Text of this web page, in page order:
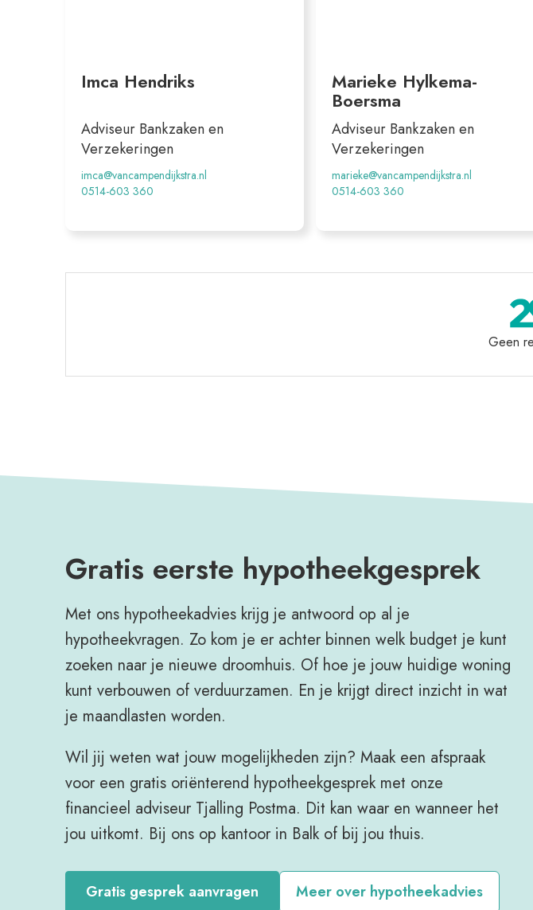
Imca Hendriks
Adviseur Bankzaken en
Verzekeringen
imca@vancampendijkstra.nl
0514-603 360
Marieke Hylkema-
Boersma
Adviseur Bankzaken en
Verzekeringen
marieke@vancampendijkstra.nl
0514-603 360
Geen
Gratis eerste hypotheekgesprek
Met ons hypotheekadvies krijg je antwoord op al je
hypotheekvragen. Zo kom je er achter binnen welk budget je kunt
zoeken naar je nieuwe droomhuis. Of hoe je jouw huidige woning
kunt verbouwen of verduurzamen. En je krijgt direct inzicht in wat
je maandlasten worden.
Wil jij weten wat jouw mogelijkheden zijn? Maak een afspraak
voor een gratis oriënterend hypotheekgesprek met onze
financieel adviseur Tjalling Postma. Dit kan waar en wanneer het
jou uitkomt. Bij ons op kantoor in Balk of bij jou thuis.
Gratis gesprek aanvragen Meer over hypotheekadvies